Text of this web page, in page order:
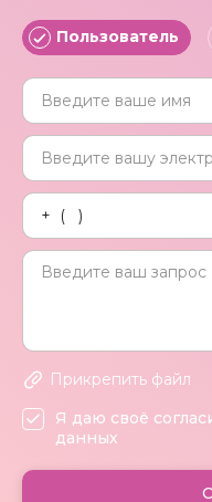
Пользователь
Прикрепить файл
Я даю своё
данных